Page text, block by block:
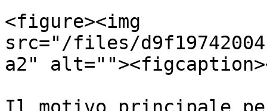
<figure><img
src="/files/
a2"